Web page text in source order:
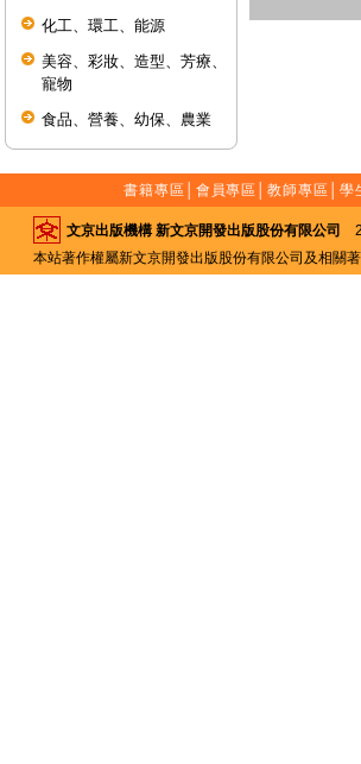
化工、環工、能源
美容、彩妝、造型、芳療、
寵物
食品、營養、幼保、農業
書籍專區 會員專區 │教師專區 學
文京出版機構 新文京開發出版股份有限公司
本站著作權屬新文京開發出版股份有限公司及相關